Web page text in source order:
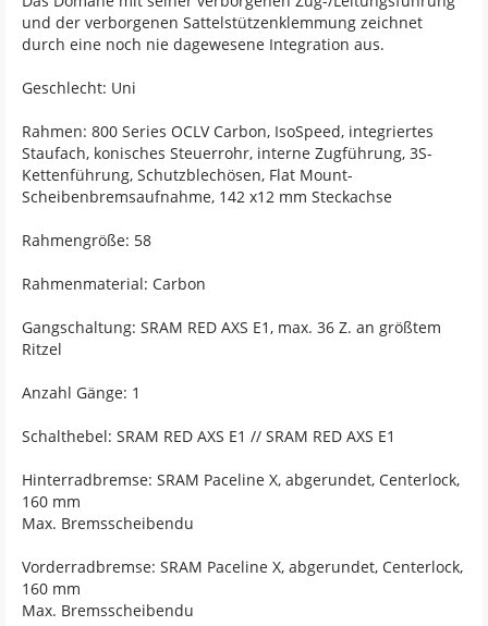
und der verborgenen Sattelstützenklemmung zeichnet
durch eine noch nie dagewesene Integration aus.
Geschlecht: Uni
Rahmen: 800 Series OCLV Carbon, IsoSpeed, integriertes
Staufach, konisches Steuerrohr, interne Zugführung, 3S-
Kettenführung, Schutzblechösen, Flat Mount-
Scheibenbremsaufnahme, 142 x12 mm Steckachse
Rahmengröße: 58
Rahmenmaterial: Carbon
Gangschaltung: SRAM RED AXS E1, max. 36 Z. an größtem
Ritzel
Anzahl Gänge: 1
Schalthebel: SRAM RED AXS E1 // SRAM RED AXS E1
Hinterradbremse: SRAM Paceline X, abgerundet, Centerlock,
160 mm
Max. Bremsscheibendu
Vorderradbremse: SRAM Paceline X, abgerundet, Centerlock,
160 mm
Max. Bremsscheibendu